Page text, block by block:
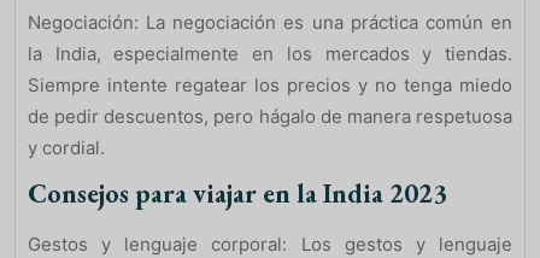
Negociación: La negociación es una práctica común en
la India, especialmente en los mercados y tiendas.
Siempre intente regatear los precios y no tenga miedo
de pedir descuentos, pero hágalo de manera respetuosa
y cordial.
Consejos para viajar en la India 2023
Gestos y lenguaje corporal: Los gestos y lenguaje